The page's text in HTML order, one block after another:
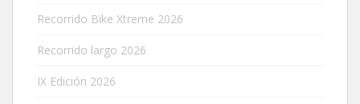
Recorrido Bike Xtreme 2026
Recorrido largo 2026
IX Edición 2026